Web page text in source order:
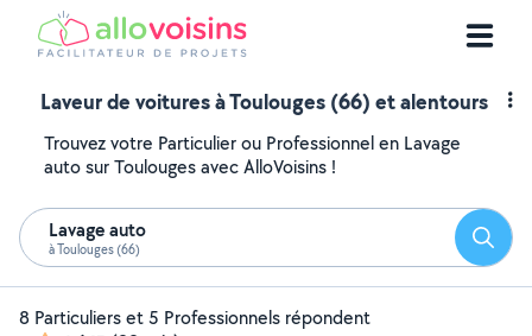
Laveur de voitures à Toulouges (66) et alentours
Trouvez votre Particulier ou Professionnel en Lavage
auto sur Toulouges avec AlloVoisins !
Lavage auto
à Toulouges (66)
8 Particuliers et 5 Professionnels répondent